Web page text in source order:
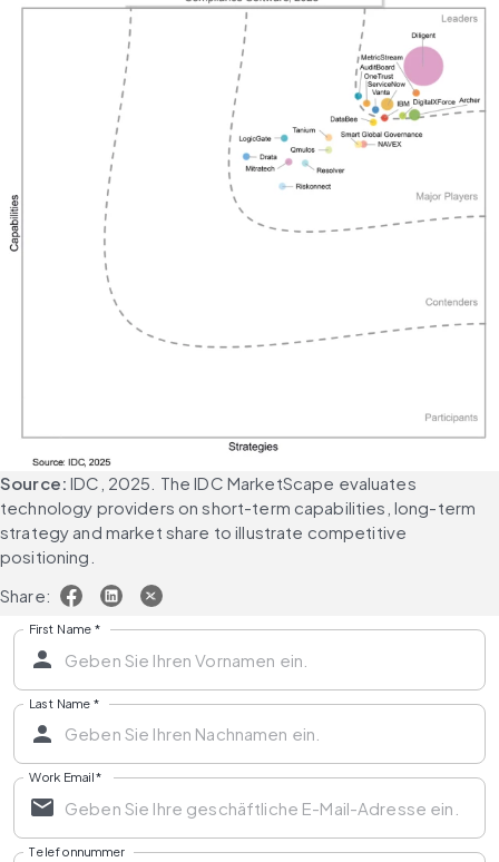
Source: IDC, 2025. The IDC MarketScape evaluates
technology providers on short-term capabilities, long-term
strategy and market share to illustrate competitive
positioning.
Share:
First Name *
Last Name *
Work Email*
Telefonnummer